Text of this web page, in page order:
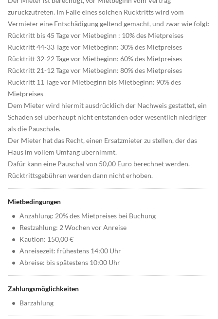
zurückzutreten. Im Falle eines solchen Rücktritts wird vom
Vermieter eine Entschädigung geltend gemacht, und zwar wie folgt:
Rücktritt bis 45 Tage vor Mietbeginn : 10% des Mietpreises
Rücktritt 44-33 Tage vor Mietbeginn: 30% des Mietpreises
Rücktritt 32-22 Tage vor Mietbeginn: 60% des Mietpreises
Rücktritt 21-12 Tage vor Mietbeginn: 80% des Mietpreises
Rücktritt 11 Tage vor Mietbeginn bis Mietbeginn: 90% des
Mietpreises
Dem Mieter wird hiermit ausdrücklich der Nachweis gestattet, ein
Schaden sei überhaupt nicht entstanden oder wesentlich niedriger
als die Pauschale.
Der Mieter hat das Recht, einen Ersatzmieter zu stellen, der das
Haus im vollem Umfang übernimmt.
Dafür kann eine Pauschal von 50,00 Euro berechnet werden.
Rücktrittsgebühren werden dann nicht erhoben.
Mietbedingungen
• Anzahlung: 20% des Mietpreises bei Buchung
• Restzahlung: 2 Wochen vor Anreise
• Kaution: 150,00 €
• Anreisezeit: frühestens 14:00 Uhr
• Abreise: bis spätestens 10:00 Uhr
Zahlungsmöglichkeiten
• Barzahlung